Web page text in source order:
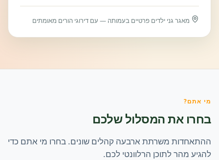
מאגר גני ילדים פרטיים בעמותה — עם דירוגי הורים מאומתים
מי אתם?
בחרו את המסלול שלכם
ההתאחדות משרתת ארבעה קהלים שונים. בחרו מי אתם כדי
להגיע מהר לתוכן הרלוונטי לכם.